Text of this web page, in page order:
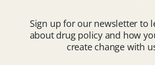
Sign up for our newsletter to
about drug policy and how
create change with